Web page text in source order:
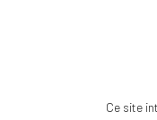
Ce site